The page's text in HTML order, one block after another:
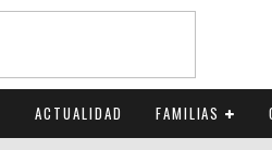
ACTUALIDAD FAMILIAS